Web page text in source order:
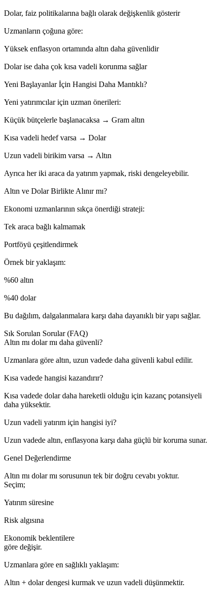
Dolar, faiz politikalarına bağlı olarak değişkenlik gösterir
Uzmanların çoğuna göre:
Yüksek enflasyon ortamında altın daha güvenlidir
Dolar ise daha çok kısa vadeli korunma sağlar
Yeni Başlayanlar İçin Hangisi Daha Mantıklı?
Yeni yatırımcılar için uzman önerileri:
Küçük bütçelerle başlanacaksa → Gram altın
Kısa vadeli hedef varsa → Dolar
Uzun vadeli birikim varsa → Altın
Ayrıca her iki araca da yatırım yapmak, riski dengeleyebilir.
Altın ve Dolar Birlikte Alınır mı?
Ekonomi uzmanlarının sıkça önerdiği strateji:
Tek araca bağlı kalmamak
Portföyü çeşitlendirmek
Örnek bir yaklaşım:
%60 altın
%40 dolar
Bu dağılım, dalgalanmalara karşı daha dayanıklı bir yapı sağlar.
Sık Sorulan Sorular (FAQ)
Altın mı dolar mı daha güvenli?
Uzmanlara göre altın, uzun vadede daha güvenli kabul edilir.
Kısa vadede hangisi kazandırır?
Kısa vadede dolar daha hareketli olduğu için kazanç potansiyeli
daha yüksektir.
Uzun vadeli yatırım için hangisi iyi?
Uzun vadede altın, enflasyona karşı daha güçlü bir koruma sunar.
Genel Değerlendirme
Altın mı dolar mı sorusunun tek bir doğru cevabı yoktur.
Seçim;
Yatırım süresine
Risk algısına
Ekonomik beklentilere
göre değişir.
Uzmanlara göre en sağlıklı yaklaşım:
Altın + dolar dengesi kurmak ve uzun vadeli düşünmektir.